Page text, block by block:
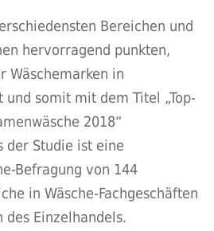
Bereichen und
hervorragend punkten,
Wäschemarken in
und somit mit dem Titel „Top-
2018“
der Studie ist eine
Befragung von 144
in Wäsche-Fachgeschäften
des Einzelhandels.